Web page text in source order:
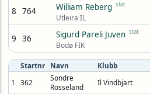
8 764 William Reberg stat
Utleira IL
9 36 Sigurd Pareli Juven stat
Bodø FIK
Startnr Navn Klubb
1
362
Sondre
Rosseland
Il Vindbjart